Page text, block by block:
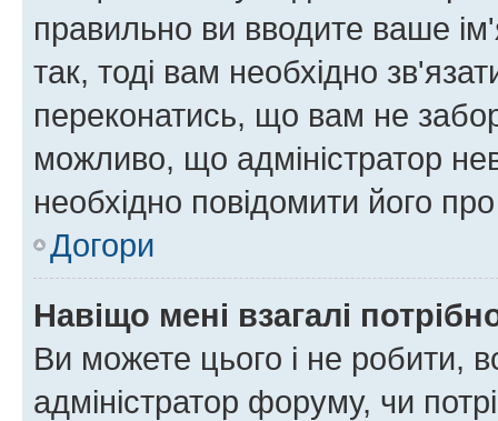
правильно ви вводите ваше
так, тоді вам необхідно
переконатись, що вам не
можливо, що адміністратор
необхідно повідомити його
Догори
Навіщо мені взагалі
Ви можете цього і не робити,
адміністратор форуму, чи